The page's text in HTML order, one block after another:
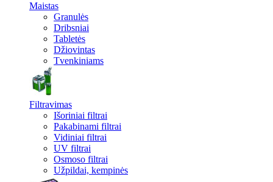
Maistas
Granulės
Dribsniai
Tabletės
Džiovintas
Tvenkiniams
Filtravimas
Išoriniai filtrai
Pakabinami filtrai
Vidiniai filtrai
UV filtrai
Osmoso filtrai
Užpildai, kempinės